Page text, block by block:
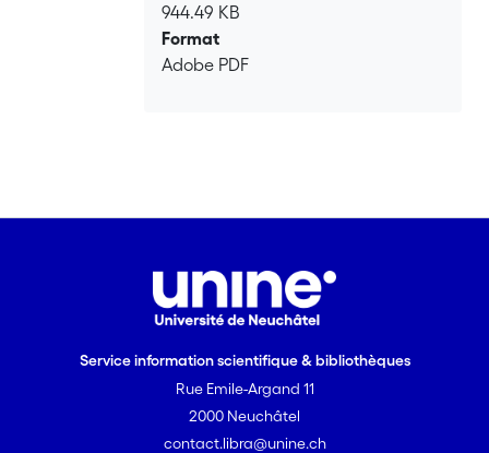
944.49 KB
Format
Adobe PDF
Service information scientifique & bibliothèques
Rue Emile-Argand 11
2000 Neuchâtel
contact.libra@unine.ch